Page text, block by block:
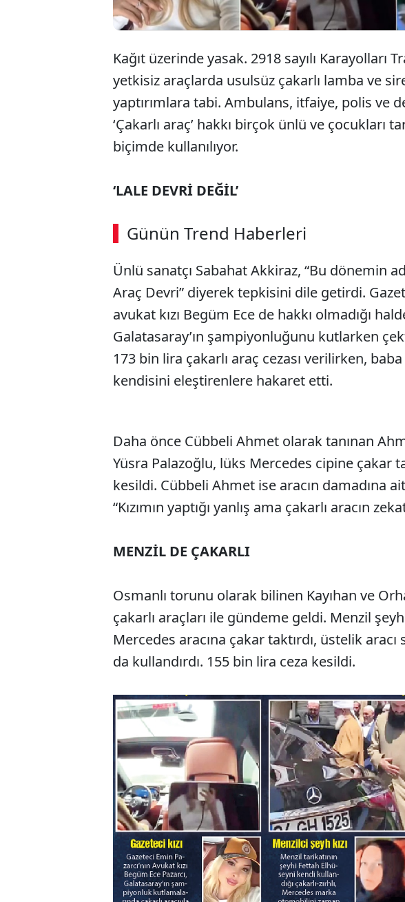
Kağıt üzerinde yasak. 2918 sayılı Karayolları
yetkisiz araçlarda usulsüz çakarlı lamba ve
yaptırımlara tabi. Ambulans, itfaiye, polis ve
‘Çakarlı araç’ hakkı birçok ünlü ve çocukları
biçimde kullanılıyor.
‘LALE DEVRİ DEĞİL’
Günün Trend Haberleri
Ünlü sanatçı Sabahat Akkiraz, “Bu dönemin
Araç Devri” diyerek tepkisini dile getirdi.
avukat kızı Begüm Ece de hakkı olmadığı
Galatasaray’ın şampiyonluğunu kutlarken
173 bin lira çakarlı araç cezası verilirken, baba
kendisini eleştirenlere hakaret etti.
Daha önce Cübbeli Ahmet olarak tanınan
Yüsra Palazoğlu, lüks Mercedes cipine çakar
kesildi. Cübbeli Ahmet ise aracın damadına
“Kızımın yaptığı yanlış ama çakarlı aracın
MENZİL DE ÇAKARLI
Osmanlı torunu olarak bilinen Kayıhan ve
çakarlı araçları ile gündeme geldi. Menzil
Mercedes aracına çakar taktırdı, üstelik aracı
da kullandırdı. 155 bin lira ceza kesildi.